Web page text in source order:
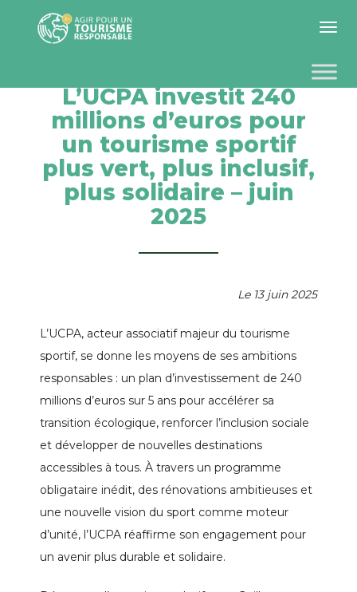
Toggle
L’UCPA investit 240
millions d’euros pour
un tourisme sportif
plus vert, plus inclusif,
plus solidaire – juin
2025
Le 13 juin 2025
L’UCPA, acteur associatif majeur du tourisme
sportif, se donne les moyens de ses ambitions
responsables : un plan d’investissement de 240
millions d’euros sur 5 ans pour accélérer sa
transition écologique, renforcer l’inclusion sociale
et développer de nouvelles destinations
accessibles à tous. À travers un programme
obligataire inédit, des rénovations ambitieuses et
une nouvelle vision du sport comme moteur
d’unité, l’UCPA réaffirme son engagement pour
un avenir plus durable et solidaire.